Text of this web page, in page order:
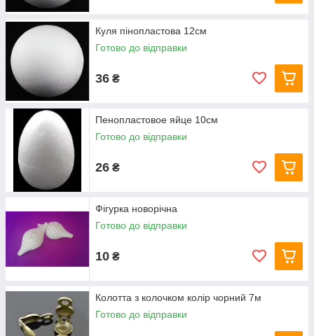
Куля пінопластова 12см
Готово до відправки
36 ₴
Пенопластовое яйце 10см
Готово до відправки
26 ₴
Фігурка новорічна
Готово до відправки
10 ₴
Колотта з колочком колір чорний 7м
Готово до відправки